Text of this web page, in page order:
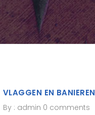
VLAGGEN EN BANIEREN
By : admin 0 comments